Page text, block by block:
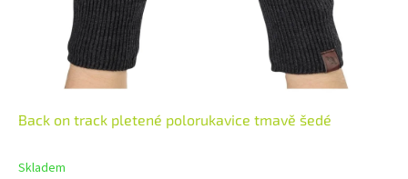
Back on track pletené polorukavice tmavě šedé
Skladem